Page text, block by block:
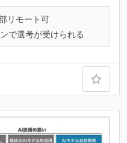
リモート可
で選考が受けられる